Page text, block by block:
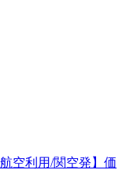
空利用/関空発】価